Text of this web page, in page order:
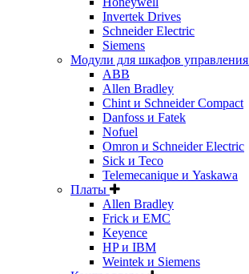
Invertek Drives
Schneider Electric
Siemens
Модули для шкафов управления
ABB
Allen Bradley
Chint и Schneider Compact
Danfoss и Fatek
Nofuel
Omron и Schneider Electric
Sick и Teco
Telemecanique и Yaskawa
Платы
Allen Bradley
Frick и EMC
Keyence
HP и IBM
Weintek и Siemens